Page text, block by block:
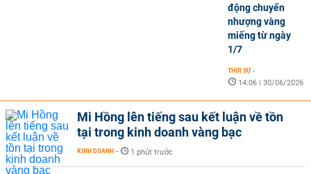
động chuyển
nhượng vàng
miếng từ ngày
1/7
THỜI SỰ -
14:06 | 30/06/2026
Mi Hồng lên tiếng sau kết luận về tồn
tại trong kinh doanh vàng bạc
KINH DOANH - 1 phút trước